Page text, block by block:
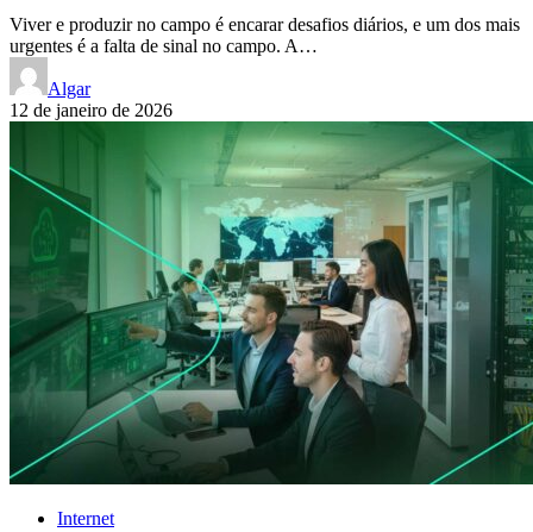
Viver e produzir no campo é encarar desafios diários, e um dos mais
urgentes é a falta de sinal no campo. A…
Algar
12 de janeiro de 2026
Internet